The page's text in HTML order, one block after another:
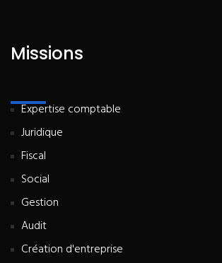
Missions
Expertise comptable
Juridique
Fiscal
Social
Gestion
Audit
Création d'entreprise